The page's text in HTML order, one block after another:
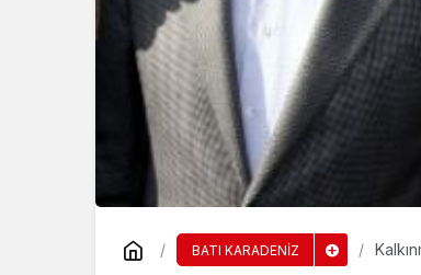
BATI KARADENİZ
ATANDI